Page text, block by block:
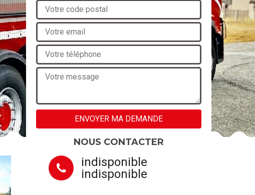
NOUS CONTACTER
indisponible
indisponible